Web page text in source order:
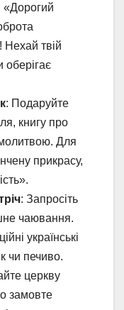
«Дорогий
Нехай твій
оберігає
: Подаруйте
книгу про
молитвою. Для
прикрасу,
: Запросіть
чаювання.
українські
чи печиво.
церкву
замовте